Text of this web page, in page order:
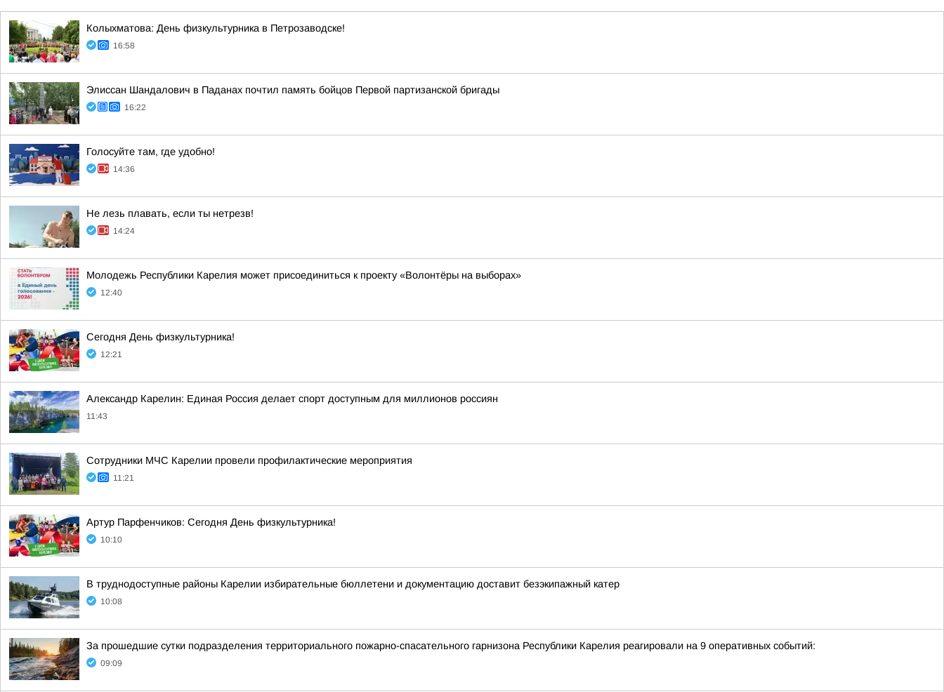
Колыхматова: День физкультурника в Петрозаводске!
16:58
Элиссан Шандалович в Паданах почтил память бойцов Первой партизанской бригады
16:22
Голосуйте там, где удобно!
14:36
Не лезь плавать, если ты нетрезв!
14:24
Молодежь Республики Карелия может присоединиться к проекту «Волонтёры на выборах»
12:40
Сегодня День физкультурника!
12:21
Александр Карелин: Единая Россия делает спорт доступным для миллионов россиян
11:43
Сотрудники МЧС Карелии провели профилактические мероприятия
11:21
Артур Парфенчиков: Сегодня День физкультурника!
10:10
В труднодоступные районы Карелии избирательные бюллетени и документацию доставит безэкипажный катер
10:08
За прошедшие сутки подразделения территориального пожарно-спасательного гарнизона Республики Карелия реагировали на 9 оперативных событий:
09:09